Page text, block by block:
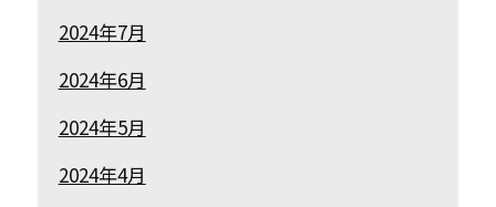
2024年7月
2024年6月
2024年5月
2024年4月